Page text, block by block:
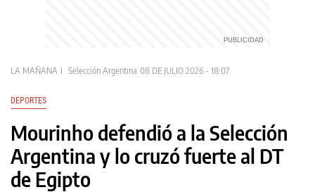
LA MAÑANA Selección Argentina 08 DE JULIO 2026 - 18:07
DEPORTES
Mourinho defendió a la Selección
Argentina y lo cruzó fuerte al DT
de Egipto